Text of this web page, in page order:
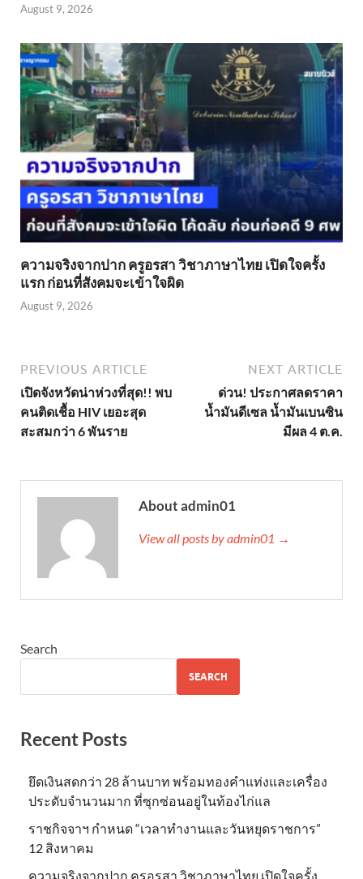
August 9, 2026
ความจริงจากปาก ครูอรสา วิชาภาษาไทย เปิดใจครั้ง
แรก ก่อนที่สังคมจะเข้าใจผิด
August 9, 2026
PREVIOUS ARTICLE
เปิดจังหวัดน่าห่วงที่สุด!! พบ
คนติดเชื้อ HIV เยอะสุด
สะสมกว่า 6 พันราย
NEXT ARTICLE
ด่วน! ประกาศลดราคา
น้ำมันดีเซล น้ำมันเบนซิน
มีผล 4 ต.ค.
About admin01
View all posts by admin01 →
Search
SEARCH
Recent Posts
ยึดเงินสดกว่า 28 ล้านบาท พร้อมทองคำแท่งและเครื่อง
ประดับจำนวนมาก ที่ซุกซ่อนอยู่ในท้องไก่แล
ราชกิจจาฯ กำหนด “เวลาทำงานและวันหยุดราชการ”
12 สิงหาคม
ความจริงจากปาก ครูอรสา วิชาภาษาไทย เปิดใจครั้ง